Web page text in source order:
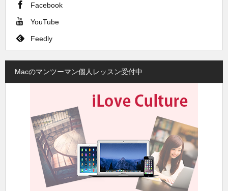
Facebook
YouTube
Feedly
Macのマンツーマン個人レッスン受付中